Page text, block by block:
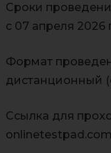
Сроки
с 07 апреля 2026
Формат
дистанционный
Ссылка для